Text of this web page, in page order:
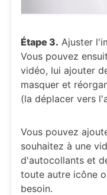
Étape 3. Ajuster
Vous pouvez
vidéo, lui ajouter
masquer et
(la déplacer vers
Vous pouvez
souhaitez à une
d'autocollants et
toute autre icône
besoin.